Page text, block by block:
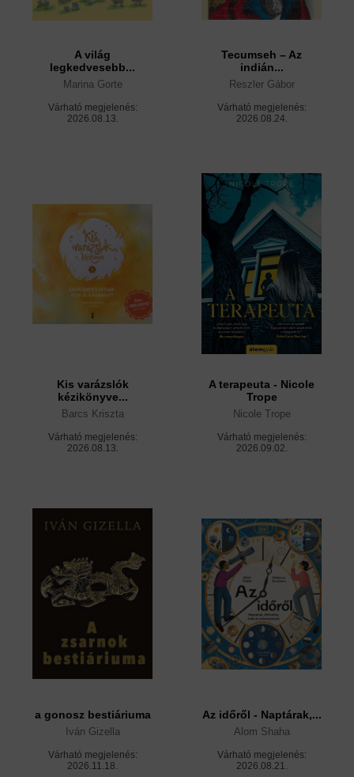
A világ
legkedvesebb...
Marina Gorte
Várható megjelenés:
2026.08.13.
Tecumseh – Az
indián...
Reszler Gábor
Várható megjelenés:
2026.08.24.
Kis varázslók
kézikönyve...
Barcs Kriszta
Várható megjelenés:
2026.08.13.
A terapeuta - Nicole
Trope
Nicole Trope
Várható megjelenés:
2026.09.02.
a gonosz bestiáriuma
Iván Gizella
Várható megjelenés:
2026.11.18.
Az időről - Naptárak,...
Alom Shaha
Várható megjelenés:
2026.08.21.